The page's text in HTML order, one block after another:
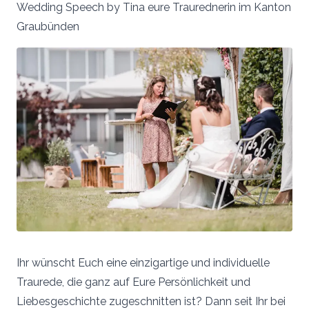
Wedding Speech by Tina eure Traurednerin im Kanton
Graubünden
Ihr wünscht Euch eine einzigartige und individuelle
Traurede, die ganz auf Eure Persönlichkeit und
Liebesgeschichte zugeschnitten ist? Dann seit Ihr bei